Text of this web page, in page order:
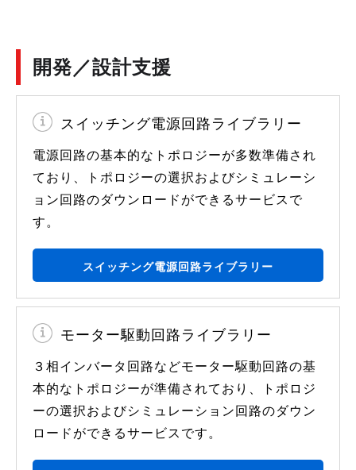
開発／設計支援
スイッチング電源回路ライブラリー
電源回路の基本的なトポロジーが多数準備され
ており、トポロジーの選択およびシミュレーシ
ョン回路のダウンロードができるサービスで
す。
スイッチング電源回路ライブラリー
モーター駆動回路ライブラリー
３相インバータ回路などモーター駆動回路の基
本的なトポロジーが準備されており、トポロジ
ーの選択およびシミュレーション回路のダウン
ロードができるサービスです。